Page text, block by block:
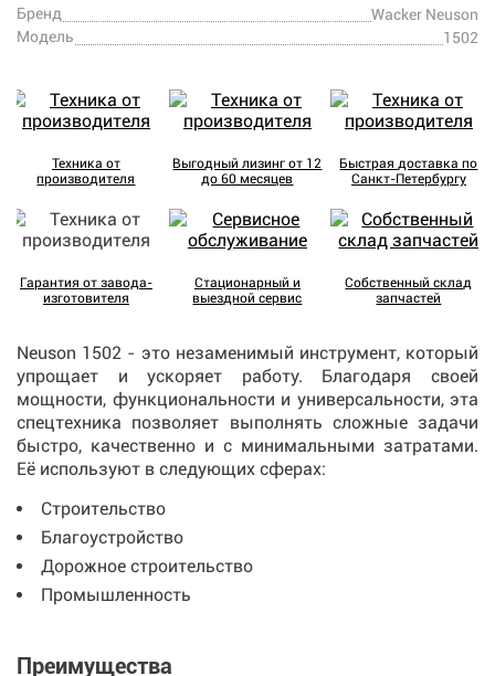
Бренд
Wacker Neuson
Модель
1502
Техника от
производителя
Выгодный лизинг от 12
до 60 месяцев
Быстрая доставка по
Санкт-Петербургу
Гарантия от завода-
изготовителя
Стационарный и
выездной сервис
Собственный склад
запчастей
Neuson 1502 - это незаменимый инструмент, который
упрощает и ускоряет работу. Благодаря своей
мощности, функциональности и универсальности, эта
спецтехника позволяет выполнять сложные задачи
быстро, качественно и с минимальными затратами.
Её используют в следующих сферах:
Строительство
Благоустройство
Дорожное строительство
Промышленность
Преимущества